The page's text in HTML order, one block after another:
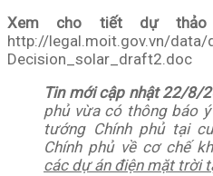
Xem cho tiết dự thảo
http://legal.moit.gov.vn/
Decision_solar_draft2.doc
Tin mới cập nhật 22/8/
phủ vừa có thông báo
tướng Chính phủ tại
Chính phủ về cơ chế
các dự án điện mặt trời